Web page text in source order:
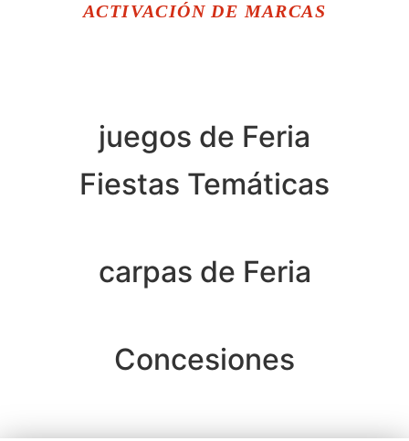
ACTIVACIÓN DE MARCAS
juegos de Feria
Fiestas Temáticas
carpas de Feria
Concesiones